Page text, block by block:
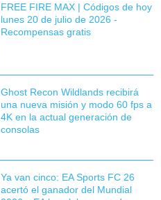
FREE FIRE MAX | Códigos de hoy
lunes 20 de julio de 2026 -
Recompensas gratis
Ghost Recon Wildlands recibirá
una nueva misión y modo 60 fps a
4K en la actual generación de
consolas
Ya van cinco: EA Sports FC 26
acertó el ganador del Mundial